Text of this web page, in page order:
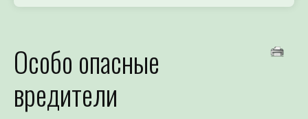
Особо опасные
вредители